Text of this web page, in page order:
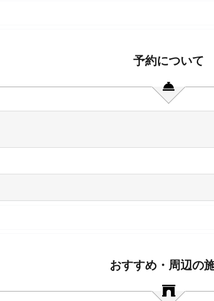
予約について
おすすめ・周辺の